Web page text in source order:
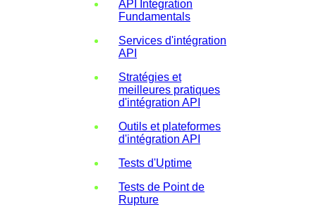
API Integration
Fundamentals
Services d'intégration
API
Stratégies et
meilleures pratiques
d'intégration API
Outils et plateformes
d'intégration API
Tests d'Uptime
Tests de Point de
Rupture